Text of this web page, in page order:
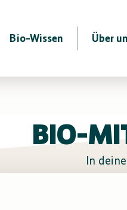
Bio-Wissen Über
BIO-
In